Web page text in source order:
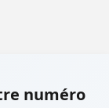
numéro